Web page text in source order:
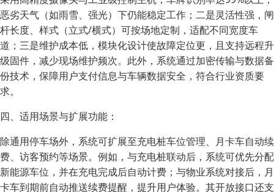
恶劣天气（如雨雪、强光）下仍能稳定工作；二是灵活性强，闸
杆长度、样式（立式/横式）可按场地定制，适配不同宽度车
道；三是维护成本低，模块化设计使故障定位更，且支持远程升
级固件，减少现场维护频次。此外，系统通过加密传输与数据备
份技术，保障用户支付信息与车辆数据安全，符合行业资质要
求。
四、适用场景与扩展功能：
除通用停车场外，系统可扩展至充电桩车位管理、月卡车自动续
费、访客预约等场景。例如，与充电桩联动后，系统可优先分配
新能源车位，并在充电完成后自动计费；与物业系统对接后，月
卡车到期前自动推送续费提醒，提升用户体验。其开放接口还支